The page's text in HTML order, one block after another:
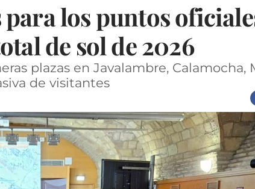
los puntos
de sol de 2026
plazas en Javalambre, Calamocha,
de visitantes